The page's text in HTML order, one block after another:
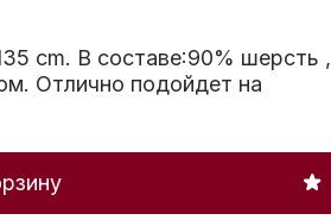
cm. В составе:90% шерсть ,
Отлично подойдет на